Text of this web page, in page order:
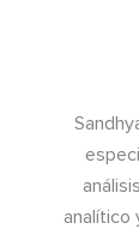
analítico